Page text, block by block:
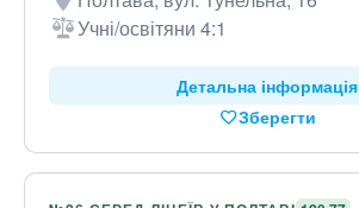
Учні/освітяни 4:1
Детальна інформація
Зберегти